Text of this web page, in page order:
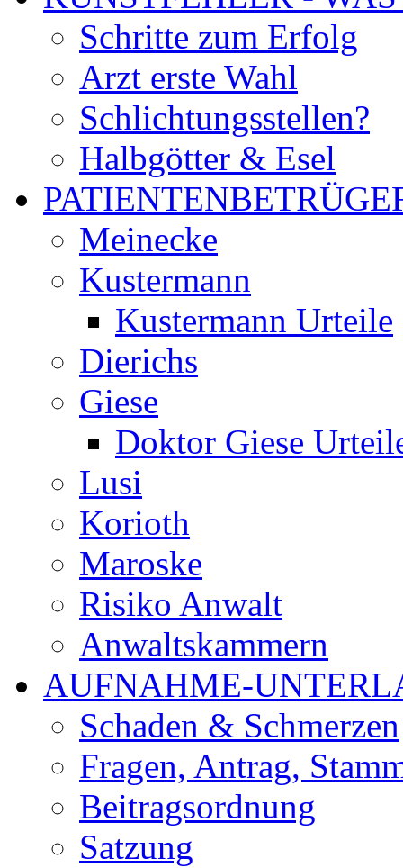
Schritte zum Erfolg
Arzt erste Wahl
Schlichtungsstellen?
Halbgötter & Esel
Meinecke
Kustermann
Kustermann Urteile
Dierichs
Giese
Doktor Giese
Lusi
Korioth
Maroske
Risiko Anwalt
Anwaltskammern
AUFNAHME-
Schaden & Schmerzen
Fragen, Antrag,
Beitragsordnung
Satzung